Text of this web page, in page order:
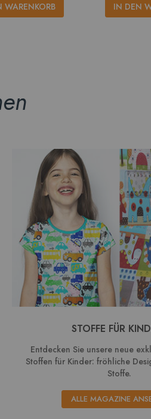
WARENKORB IN DEN
STOFFE FÜR
Entdecken Sie unsere neue
Stoffen für Kinder: fröhliche
Stoffe.
ALLE MAGAZINE